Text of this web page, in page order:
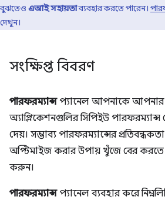
বুঝতেও এআই সহায়তাব্যবহার করতে পারেন।
দেখুন।
সংক্ষিপ্ত বিবরণ
পারফরম্যান্সপ্যানেল আপনাকে আপনার
অ্যাপ্লিকেশনগুলির সিপিইউ
দেয়। সম্ভাব্য পারফরম্যান্সের
অপ্টিমাইজ করার উপায় খুঁজে বের করতে
করুন।
পারফরম্যান্সপ্যানেল ব্যবহার করে